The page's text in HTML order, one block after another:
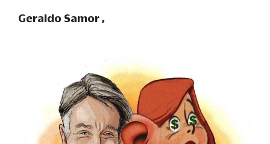
Geraldo Samor